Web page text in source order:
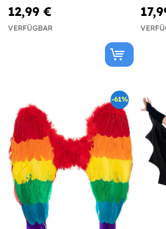
12,99 €
VERFÜGBAR
-61%